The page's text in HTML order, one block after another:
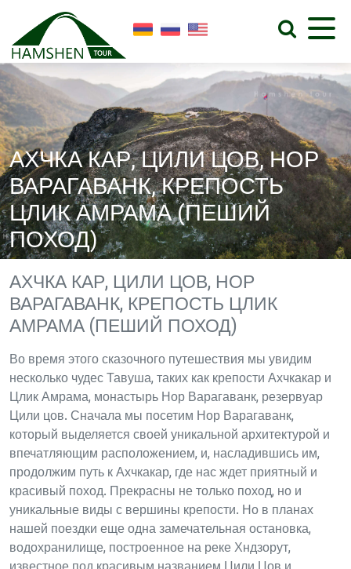
АХЧКА КАР, ЦИЛИ ЦОВ, НОР
ВАРАГАВАНК, КРЕПОСТЬ
ЦЛИК АМРАМА (ПЕШИЙ
ПОХОД)
АХЧКА КАР, ЦИЛИ ЦОВ, НОР
ВАРАГАВАНК, КРЕПОСТЬ ЦЛИК
АМРАМА (ПЕШИЙ ПОХОД)
Во время этого сказочного путешествия мы увидим
несколько чудес Тавуша, таких как крепости Ахчкакар и
Цлик Амрама, монастырь Нор Варагаванк, резервуар
Цили цов. Сначала мы посетим Нор Варагаванк,
который выделяется своей уникальной архитектурой и
впечатляющим расположением, и, насладившись им,
продолжим путь к Ахчкакар, где нас ждет приятный и
красивый поход. Прекрасны не только поход, но и
уникальные виды с вершины крепости. Но в планах
нашей поездки еще одна замечательная остановка,
водохранилище, построенное на реке Хндзорут,
известное под красивым названием Цили Цов и